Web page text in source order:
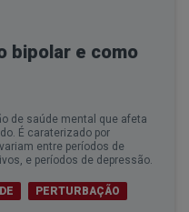
bipolar e como
de saúde mental que afeta
É caraterizado por
entre períodos de
e períodos de depressão.
PERTURBAÇÃO